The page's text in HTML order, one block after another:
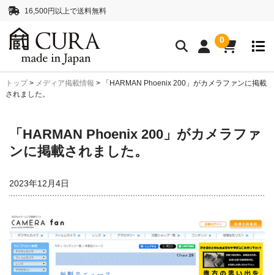
16,500円以上で送料無料
0
クリーニングアイテム
レンズクリーナー液 ボディークリーナー液
ネックストラップ
正絹 真田紐ストラップ
シルクロープストラッ
プ”SHIMEKIRI”
トップ> メディア掲載情報 >
「HARMAN Phoenix 200」がカメラファンに掲載
されました。
「HARMAN Phoenix 200」がカメラファ
ンに掲載されました。
2023年12月4日